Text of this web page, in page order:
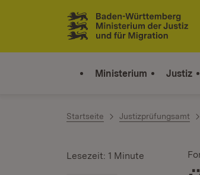
Zum Inhalt springen
Link zur Startseite
Ministerium Justiz
Startseite Justizprüfungsamt
Lesezeit: 1 Minute